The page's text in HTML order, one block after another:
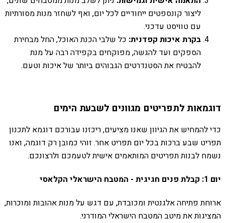
ליצור קונספטים ייחודיים לכל יום, ואף לשחזר מנות מסורתיות
עם טוויסט עדכני.
בקרת איכות קפדנית: כל שלבי הכנת האוכל, החל מבחירת
הספקים ועד להגשה, מפוקחים בקפידה רבה על מנת
להבטיח את הסטנדרטים הגבוהים ביותר של איכות וטעם.
דוגמאות לתפריטים מגוונים לשבעת הימים
כדי להמחיש את הגיוון שאנו מציעים, ריכזנו עבורכם דוגמא לתכנון
תפריט שבע ברכות בכל יום תפריט אחר. זוהי כמובן רק דוגמה, ואנו
נשמח לבנות תפריטים המותאמים אישית לטעמכם ולרצונכם.
יום 1: קבלת פנים חגיגית - המטבח הישראלי הקלאסי
ארוחת פתיחה אלגנטית ומכובדת, עם דגש על מנות אהובות ומוכרות,
המציגות את מיטב המטבח הישראלי המודרני.